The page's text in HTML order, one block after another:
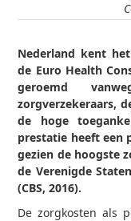
Nederland kent
de Euro Health
geroemd
zorgverzekeraars,
de hoge
prestatie heeft een
gezien de hoogste
de Verenigde
(CBS, 2016).
De zorgkosten als